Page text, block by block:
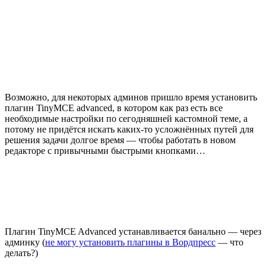
Возможно, для некоторых админов пришло время установить
плагин TinyMCE advanced, в котором как раз есть все
необходимые настройки по сегодняшней кастомной теме, а
потому не придётся искать каких-то усложнённых путей для
решения задачи долгое время — чтобы работать в новом
редакторе с привычными быстрыми кнопками…
Плагин TinyMCE Advanced устанавливается банально — через
админку (не могу установить плагины в Вордпресс — что
делать?)